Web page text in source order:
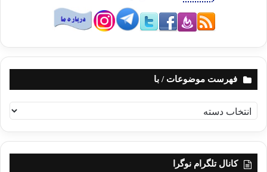
فهرست موضوعات / با
ه
ر
کانال تلگرام نوگرا